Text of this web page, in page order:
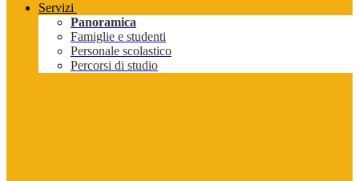
Servizi
Panoramica
Famiglie e studenti
Personale scolastico
Percorsi di studio